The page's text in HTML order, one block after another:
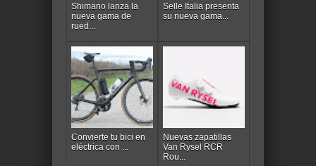
Shimano lanza la
nueva gama de
rued...
Selle Italia presenta
su nueva gama...
Convierte tu bici en
eléctrica con ...
Nuevas zapatillas
Van Rysel RCR
Rou...